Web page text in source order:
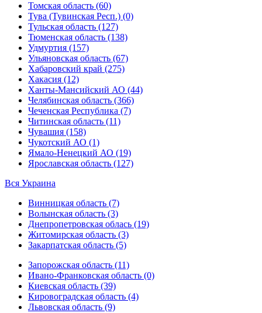
Томская область (60)
Тува (Тувинская Респ.) (0)
Тульская область (127)
Тюменская область (138)
Удмуртия (157)
Ульяновская область (67)
Хабаровский край (275)
Хакасия (12)
Ханты-Мансийский АО (44)
Челябинская область (366)
Чеченская Республика (7)
Читинская область (11)
Чувашия (158)
Чукотский АО (1)
Ямало-Ненецкий АО (19)
Ярославская область (127)
Вся Украина
Винницкая область (7)
Волынская область (3)
Днепропетровская облась (19)
Житомирская область (3)
Закарпатская область (5)
Запорожская область (11)
Ивано-Франковская область (0)
Киевская область (39)
Кировоградская область (4)
Львовская область (9)